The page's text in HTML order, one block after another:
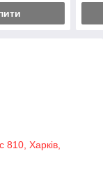
810, Харків,